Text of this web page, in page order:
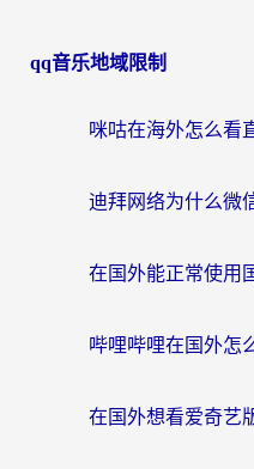
qq音乐地域限制